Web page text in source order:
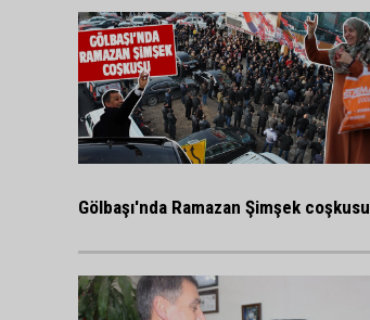
Gölbaşı'nda Ramazan Şimşek coşkusu